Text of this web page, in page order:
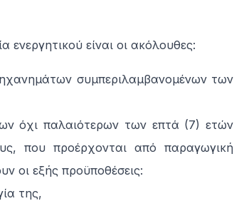
ενεργητικού είναι οι ακόλουθες:
συμπεριλαμβανομένων των
όχι παλαιότερων των επτά (7) ετών
που προέρχονται από παραγωγική
οι εξής προϋποθέσεις:
της,